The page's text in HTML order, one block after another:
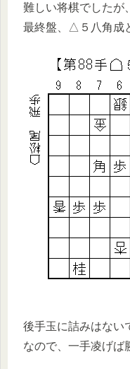
難しい将棋でしたが
最終盤、△５八角成
後手玉に詰みはない
なので、一手凌げば